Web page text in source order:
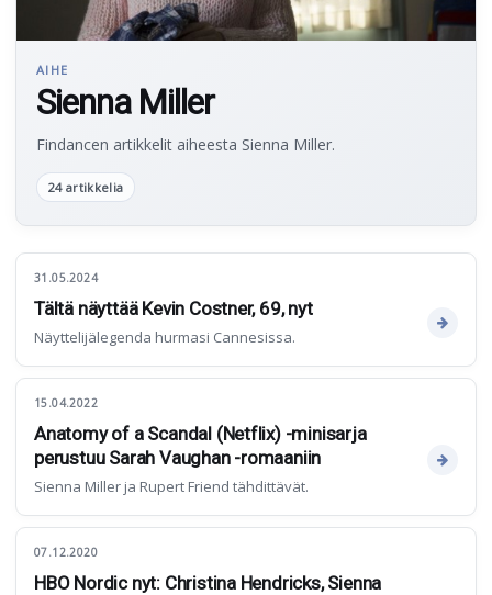
AIHE
Sienna Miller
Findancen artikkelit aiheesta Sienna Miller.
24 artikkelia
31.05.2024
Tältä näyttää Kevin Costner, 69, nyt
Näyttelijälegenda hurmasi Cannesissa.
15.04.2022
Anatomy of a Scandal (Netflix) -minisarja
perustuu Sarah Vaughan -romaaniin
Sienna Miller ja Rupert Friend tähdittävät.
07.12.2020
HBO Nordic nyt: Christina Hendricks, Sienna